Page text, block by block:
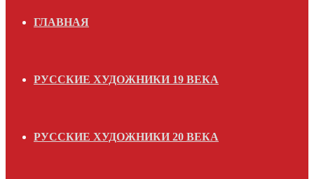
ГЛАВНАЯ
РУССКИЕ ХУДОЖНИКИ 19 ВЕКА
РУССКИЕ ХУДОЖНИКИ 20 ВЕКА